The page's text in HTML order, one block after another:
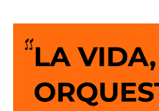
Valentín Amador, permite que
el acta de nacimiento de
el hospital, evitando
De acuerdo con el Gobierno